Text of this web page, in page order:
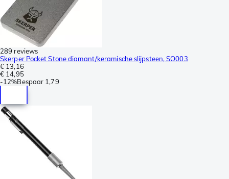
289 reviews
Skerper Pocket Stone diamant/keramische slijpsteen, SO003
€ 13,16
€ 14,95
-12%Bespaar 1,79